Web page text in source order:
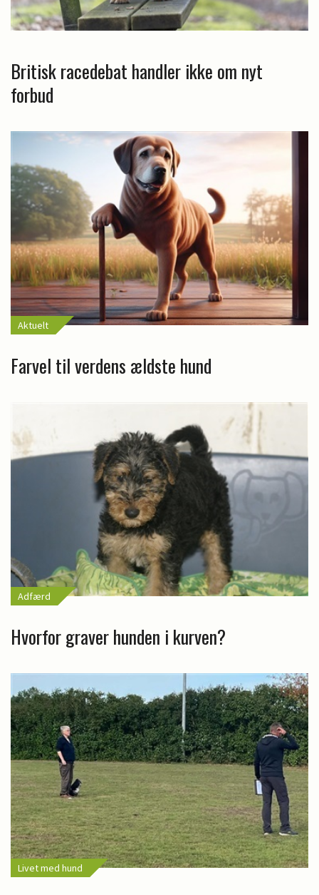
Britisk racedebat handler ikke om nyt
forbud
Aktuelt
Farvel til verdens ældste hund
Adfærd
Hvorfor graver hunden i kurven?
Livet med hund